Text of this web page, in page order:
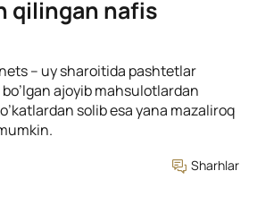
qilingan nafis
– uy sharoitida pashtetlar
ajoyib mahsulotlardan
solib esa yana mazaliroq
Sharhlar